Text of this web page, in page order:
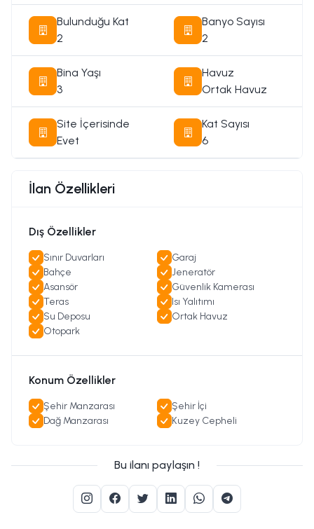
2 depozit 1 kira 1 hizmet bedeli
aidat dahilBulunduğu Kat
2
Banyo Sayısı
2
Bina Yaşı
3
Havuz
Ortak Havuz
Site İçerisinde
Evet
Kat Sayısı
6
İlan Özellikleri
Dış Özellikler
Sınır Duvarları
Garaj
Bahçe
Jeneratör
Asansör
Güvenlik Kamerası
Teras
Isı Yalıtımı
Su Deposu
Ortak Havuz
Otopark
Konum Özellikler
Şehir Manzarası
Şehir İçi
Dağ Manzarası
Kuzey Cepheli
Bu ilanı paylaşın !